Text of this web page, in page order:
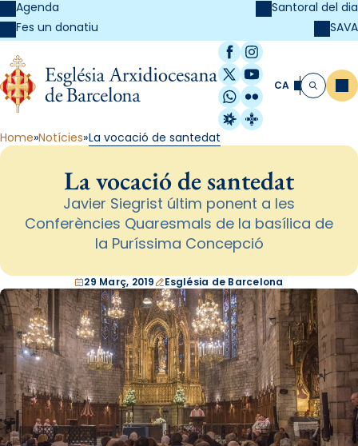
Agenda
Fes un donatiu
Santoral del dia
SAVA
Facebook
Instagram
X / Twitter
YouTube
WhatsApp
Flickr
Radio Estel
Catalunya
CA Cerca
Home Notícies La vocació de santedat
La vocació de santedat
Javier Siegrist últim ponent a les
Conferències Quaresmals de la basílica de
la Puríssima Concepció
29 Març, 2019 Església de Barcelona